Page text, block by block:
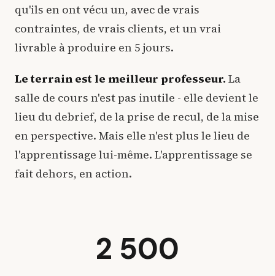
qu'ils en ont vécu un, avec de vrais
contraintes, de vrais clients, et un vrai
livrable à produire en 5 jours.
Le terrain est le meilleur professeur. La
salle de cours n'est pas inutile - elle devient le
lieu du debrief, de la prise de recul, de la mise
en perspective. Mais elle n'est plus le lieu de
l'apprentissage lui-même. L'apprentissage se
fait dehors, en action.
2 500